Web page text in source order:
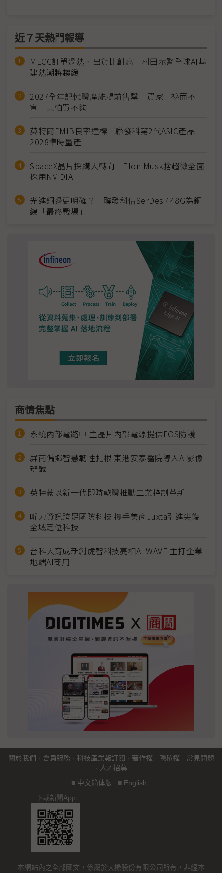
近７天熱門報導
MLCC訂單過熱、出貨比創高 村田示警全球AI基
建熱潮將趨緩
2027全年記憶體產能提前售罄 買家「祕而不
宣」只怕買不夠
英特爾EMIB良率達標 聯發科第2代ASIC產品
2028準時量產
SpaceX晶片採購大轉向 Elon Musk捨超微全面
採用NVIDIA
光進銅退更明確？ 聯發科估SerDes 448G為銅
線「最終戰場」
商情焦點
系統內部電路中 主晶片內部電源提供EOS防護
屏南偏鄉智慧韌性扎根 東港安泰醫院導入AI影像
辨識
英特蒙以新一代即時軟體推動工業控制革新
昕力資訊跨足國防科技 攜手美商Juxta引進尖端
全域定位科技
台科大育成新創虎智科技亮相AI WAVE 主打企業
地端AI商用
關於我們 · 會員服務 · 科技產業報訂閱 · 著作權 · 隱私權 · 常見問題
· 人才招募
■ 中文简体版 ■ English
下載新聞App
本網站內之全部圖文，係屬於大椽股份有限公司所有，非經本